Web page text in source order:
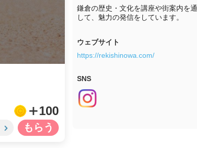
100
鎌倉の歴史・文化を講座や街案内を通
して、魅力の発信をしています。
ウェブサイト
https://rekishinowa.com/
SNS